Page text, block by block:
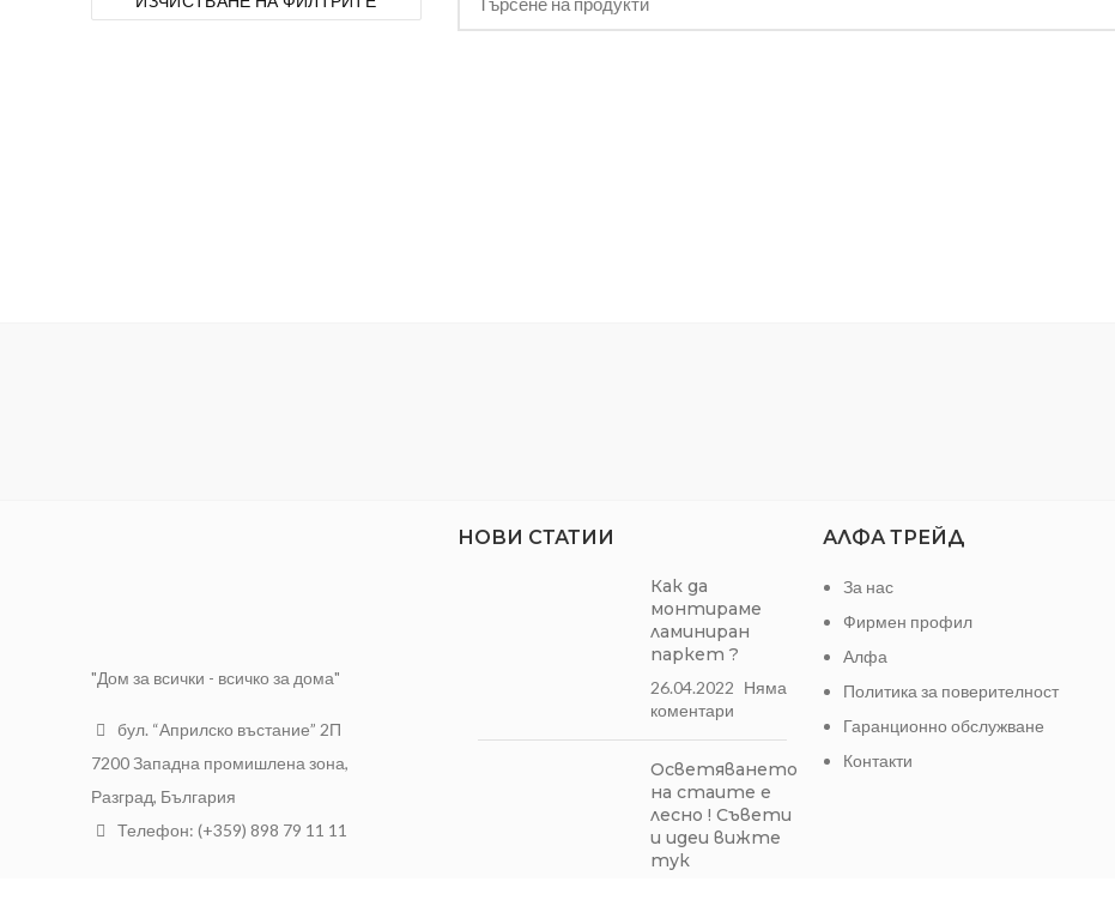
"Дом за всички - всичко за дома"
бул. “Априлско въстание” 2П
7200 Западна промишлена зона,
Разград, България
Телефон: (+359) 898 79 11 11
НОВИ СТАТИИ
Как да
монтираме
ламиниран
паркет ?
26.04.2022 Няма
коментари
Осветяването
на стаите е
лесно ! Съвети
и идеи вижте
тук
АЛФА ТРЕЙД
За нас
Фирмен профил
Алфа
Политика за поверителност
Гаранционно обслужване
Контакти